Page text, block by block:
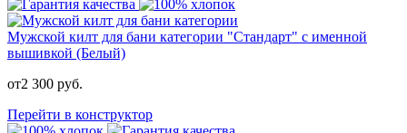
Мужской килт для бани категории "Стандарт" с именной
вышивкой (Белый)
от2 300 руб.
Перейти в конструктор